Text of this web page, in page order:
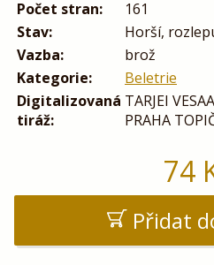
Počet stran:
161
Stav:
Horší,
Vazba:
brož
Kategorie:
Beletrie
Digitalizovaná
tiráž:
TARJEI
PRAHA
74
Přidat